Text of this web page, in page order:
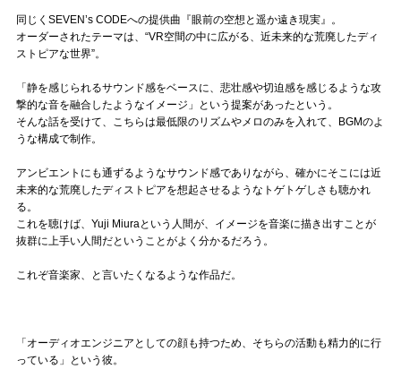
同じくSEVEN’s CODEへの提供曲『眼前の空想と遥か遠き現実』。
オーダーされたテーマは、“VR空間の中に広がる、近未来的な荒廃したディ
ストピアな世界”。
「静を感じられるサウンド感をベースに、悲壮感や切迫感を感じるような攻
撃的な音を融合したようなイメージ」という提案があったという。
そんな話を受けて、こちらは最低限のリズムやメロのみを入れて、BGMのよ
うな構成で制作。
アンビエントにも通ずるようなサウンド感でありながら、確かにそこには近
未来的な荒廃したディストピアを想起させるようなトゲトゲしさも聴かれ
る。
これを聴けば、Yuji Miuraという人間が、イメージを音楽に描き出すことが
抜群に上手い人間だということがよく分かるだろう。
これぞ音楽家、と言いたくなるような作品だ。
「オーディオエンジニアとしての顔も持つため、そちらの活動も精力的に行
っている」という彼。